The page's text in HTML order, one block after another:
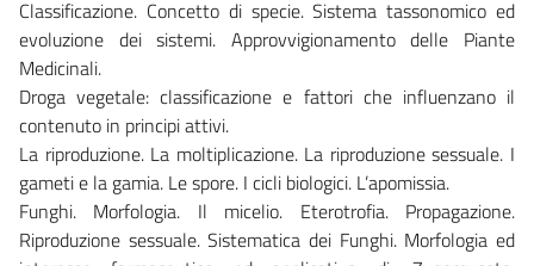
Classificazione. Concetto di specie. Sistema tassonomico ed
evoluzione dei sistemi. Approvvigionamento delle Piante
Medicinali.
Droga vegetale: classificazione e fattori che influenzano il
contenuto in principi attivi.
La riproduzione. La moltiplicazione. La riproduzione sessuale. I
gameti e la gamia. Le spore. I cicli biologici. L’apomissia.
Funghi. Morfologia. Il micelio. Eterotrofia. Propagazione.
Riproduzione sessuale. Sistematica dei Funghi. Morfologia ed